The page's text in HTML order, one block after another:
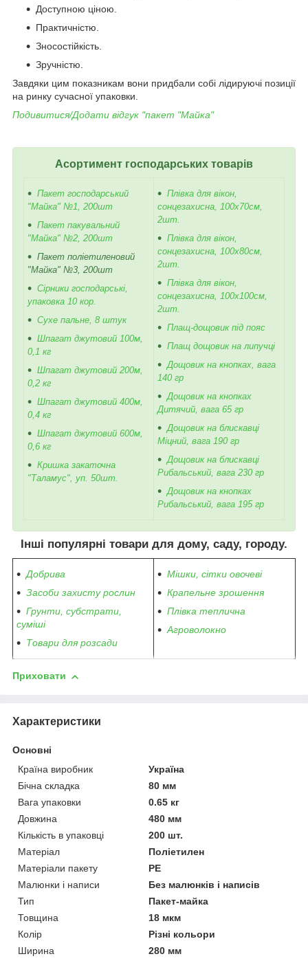
Доступною ціною.
Практичністю.
Зносостійкість.
Зручністю.
Завдяки цим показникам вони придбали собі лідируючі позиції
на ринку сучасної упаковки.
Подивитися/Додати відгук "пакет "Майка"
Асортимент господарських товарів
Пакет господарський
"Майка" №1, 200шт
Пакет пакувальний
"Майка" №2, 200шт
Пакет поліетиленовий
"Майка" №3, 200шт
Сірники господарські,
упаковка 10 кор.
Сухе пальне, 8 штук
Шпагат джутовий 100м,
0,1 кг
Шпагат джутовий 200м,
0,2 кг
Шпагат джутовий 400м,
0,4 кг
Шпагат джутовий 600м,
0,6 кг
Кришка закаточна
"Таламус", уп. 50шт.
Плівка для вікон,
сонцезахисна, 100х70см,
2шт.
Плівка для вікон,
сонцезахисна, 100х80см,
2шт.
Плівка для вікон,
сонцезахисна, 100х100см,
2шт.
Плащ-дощовик під пояс
Плащ дощовик на липучці
Дощовик на кнопках, вага
140 гр
Дощовик на кнопках
Дитячий, вага 65 гр
Дощовик на блискавці
Міцний, вага 190 гр
Дощовик на блискавці
Рибальський, вага 230 гр
Дощовик на кнопках
Рибальський, вага 195 гр
Інші популярні товари для дому, саду, городу.
Добрива
Засоби захисту рослин
Грунти, субстрати,
суміші
Товари для розсади
Мішки, сітки овочеві
Крапельне зрошення
Плівка теплична
Агроволокно
Приховати
Характеристики
Основні
Країна виробник
Україна
Бічна складка
80 мм
Вага упаковки
0.65 кг
Довжина
480 мм
Кількість в упаковці
200 шт.
Матеріал
Поліетилен
Матеріали пакету
РЕ
Малюнки і написи
Без малюнків і написів
Тип
Пакет-майка
Товщина
18 мкм
Колір
Різні кольори
Ширина
280 мм